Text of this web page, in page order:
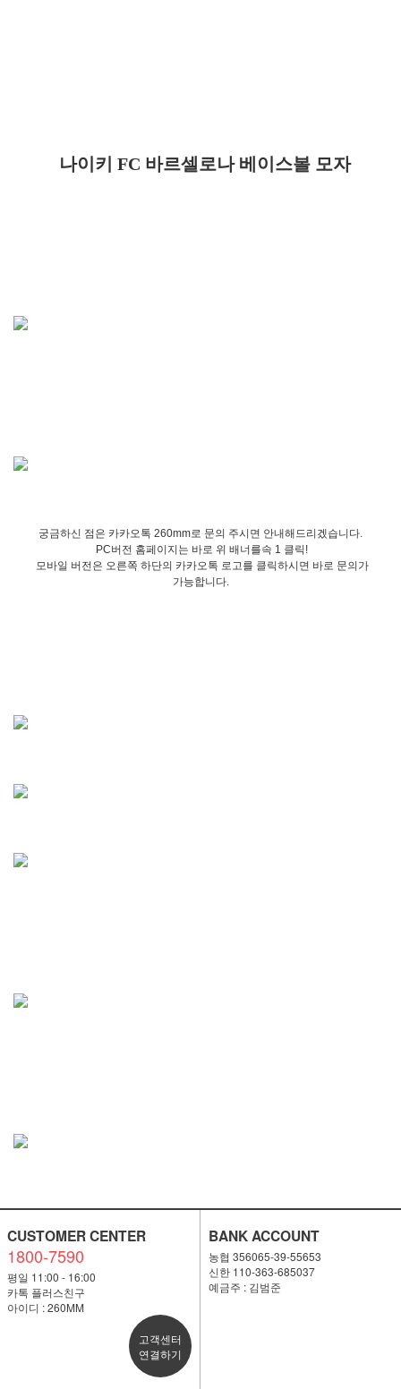
나이키 FC 바르셀로나 베이스볼 모자
궁금하신 점은 카카오톡 260mm로 문의 주시면 안내해드리겠습니다.
PC버전 홈페이지는 바로 위 배너를속 1 클릭!
모바일 버전은 오른쪽 하단의 카카오톡 로고를 클릭하시면 바로 문의가
가능합니다.
CUSTOMER CENTER
1800-7590
평일 11:00 - 16:00
카톡 플러스친구
아이디 : 260MM
고객센터
연결하기
BANK ACCOUNT
농협 356065-39-55653
신한 110-363-685037
예금주 : 김범준